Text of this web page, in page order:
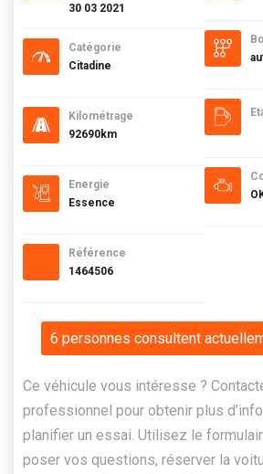
30 03 2021
Catégorie
Citadine
Kilométrage
92690km
Energie
Essence
Référence
1464506
6 personnes consultent
Ce véhicule vous intéresse ?
professionnel pour obtenir plus
planifier un essai. Utilisez le
poser vos questions, réserver la